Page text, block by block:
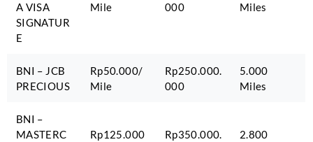
A VISA
SIGNATUR
E
Mile
000
Miles
BNI – JCB
PRECIOUS
Rp50.000/
Mile
Rp250.000.
000
5.000
Miles
BNI –
MASTERC
Rp125.000
Rp350.000.
2.800